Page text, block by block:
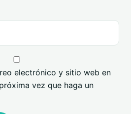
electrónico y sitio web en
vez que haga un